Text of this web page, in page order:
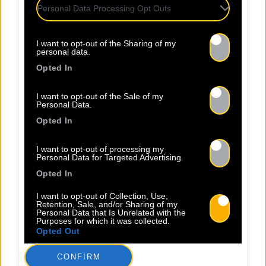
Personal Data Processing Opt Outs
I want to opt-out of the Sharing of my
personal data.
Opted In
I want to opt-out of the Sale of my
Personal Data.
Opted In
I want to opt-out of processing my
Personal Data for Targeted Advertising.
Opted In
I want to opt-out of Collection, Use,
Retention, Sale, and/or Sharing of my
Personal Data that Is Unrelated with the
Purposes for which it was collected.
Opted Out
CONFIRM
La Sacem, le CNM, la CSDEM et
YACAST mettent en lumière Sopycal
pour leur soirée du 10
Septembre. Trouvez ici le lien de la
Sopycal, c’est son mélange unique
d’insolence et de liberté. Elle
danse et chante sur des textes à
célébrant la résilience avec une
Lire la suite